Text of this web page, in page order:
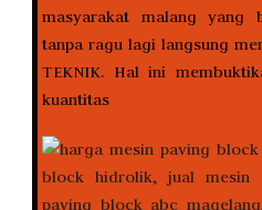
masyarakat malang yang
tanpa ragu lagi langsung
TEKNIK. Hal ini
kuantitas